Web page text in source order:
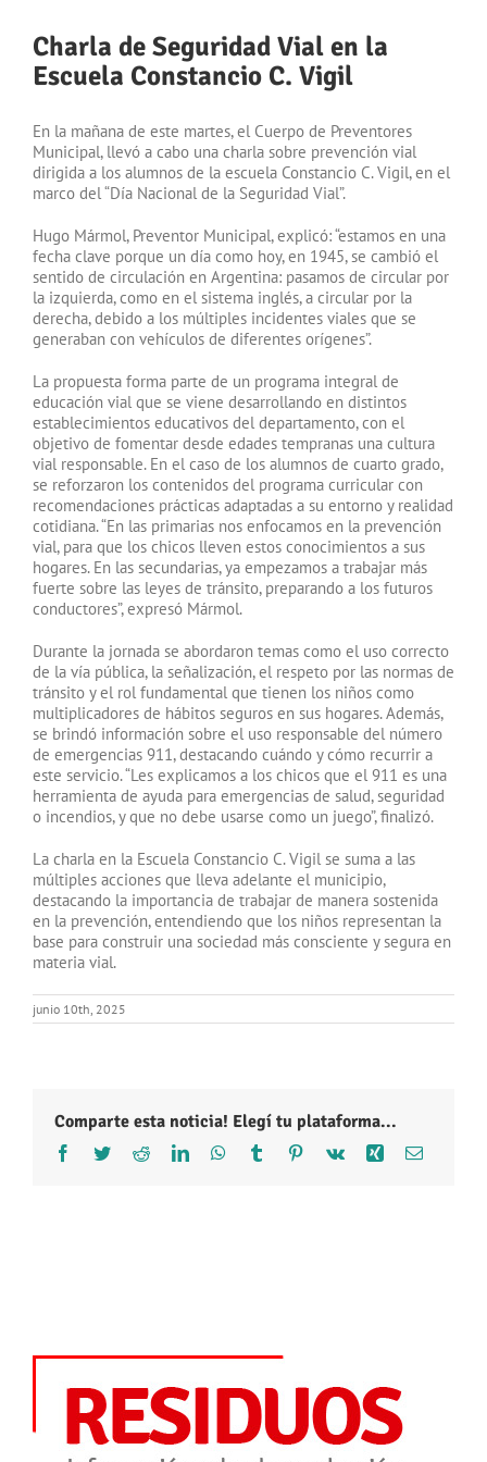
Charla de Seguridad Vial en la
Escuela Constancio C. Vigil
En la mañana de este martes, el Cuerpo de Preventores
Municipal, llevó a cabo una charla sobre prevención vial
dirigida a los alumnos de la escuela Constancio C. Vigil, en el
marco del “Día Nacional de la Seguridad Vial”.
Hugo Mármol, Preventor Municipal, explicó: “estamos en una
fecha clave porque un día como hoy, en 1945, se cambió el
sentido de circulación en Argentina: pasamos de circular por
la izquierda, como en el sistema inglés, a circular por la
derecha, debido a los múltiples incidentes viales que se
generaban con vehículos de diferentes orígenes”.
La propuesta forma parte de un programa integral de
educación vial que se viene desarrollando en distintos
establecimientos educativos del departamento, con el
objetivo de fomentar desde edades tempranas una cultura
vial responsable. En el caso de los alumnos de cuarto grado,
se reforzaron los contenidos del programa curricular con
recomendaciones prácticas adaptadas a su entorno y realidad
cotidiana. “En las primarias nos enfocamos en la prevención
vial, para que los chicos lleven estos conocimientos a sus
hogares. En las secundarias, ya empezamos a trabajar más
fuerte sobre las leyes de tránsito, preparando a los futuros
conductores”, expresó Mármol.
Durante la jornada se abordaron temas como el uso correcto
de la vía pública, la señalización, el respeto por las normas de
tránsito y el rol fundamental que tienen los niños como
multiplicadores de hábitos seguros en sus hogares. Además,
se brindó información sobre el uso responsable del número
de emergencias 911, destacando cuándo y cómo recurrir a
este servicio. “Les explicamos a los chicos que el 911 es una
herramienta de ayuda para emergencias de salud, seguridad
o incendios, y que no debe usarse como un juego”, finalizó.
La charla en la Escuela Constancio C. Vigil se suma a las
múltiples acciones que lleva adelante el municipio,
destacando la importancia de trabajar de manera sostenida
en la prevención, entendiendo que los niños representan la
base para construir una sociedad más consciente y segura en
materia vial.
junio 10th, 2025
Comparte esta noticia! Elegí tu plataforma...
Facebook
TwitterRedditLinkedInWhatsApp
Tumblr Pinterest
Vk Xing Correo